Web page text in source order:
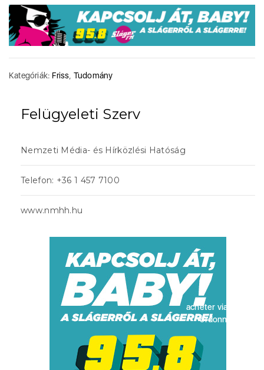
Kategóriák: Friss Tudomány
Felügyeleti Szerv
Nemzeti Média- és Hírközlési Hatóság
Telefon: +36 1 457 7100
www.nmhh.hu
acheter viagra sans
ordonnance